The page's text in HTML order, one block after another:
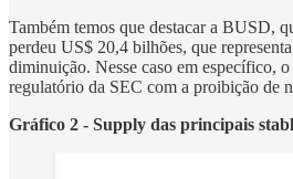
Também temos que destacar a BUSD,
perdeu US$ 20,4 bilhões, que
diminuição. Nesse caso em específico,
regulatório da SEC com a proibição de
Gráfico 2 - Supply das principais